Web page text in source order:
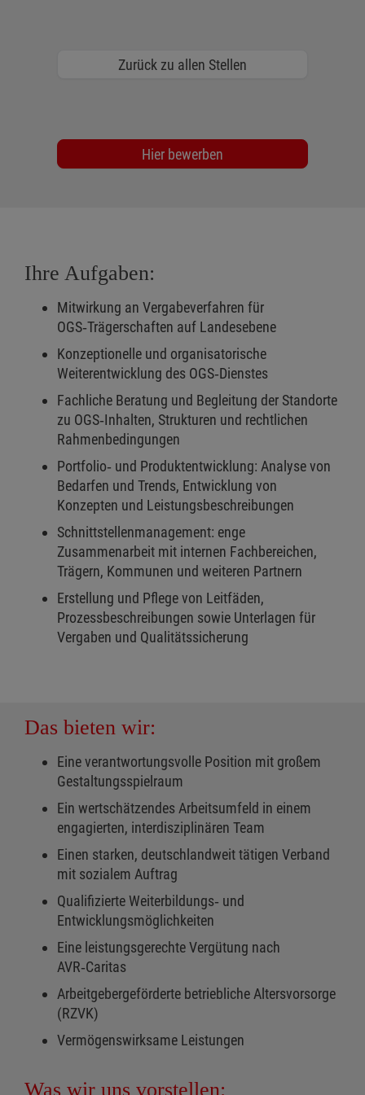
Zurück zu allen Stellen
Hier bewerben
Ihre Aufgaben:
Mitwirkung an Vergabeverfahren für
OGS‑Trägerschaften auf Landesebene
Konzeptionelle und organisatorische
Weiterentwicklung des OGS‑Dienstes
Fachliche Beratung und Begleitung der Standorte
zu OGS‑Inhalten, Strukturen und rechtlichen
Rahmenbedingungen
Portfolio‑ und Produktentwicklung: Analyse von
Bedarfen und Trends, Entwicklung von
Konzepten und Leistungsbeschreibungen
Schnittstellenmanagement: enge
Zusammenarbeit mit internen Fachbereichen,
Trägern, Kommunen und weiteren Partnern
Erstellung und Pflege von Leitfäden,
Prozessbeschreibungen sowie Unterlagen für
Vergaben und Qualitätssicherung
Das bieten wir:
Eine verantwortungsvolle Position mit großem
Gestaltungsspielraum
Ein wertschätzendes Arbeitsumfeld in einem
engagierten, interdisziplinären Team
Einen starken, deutschlandweit tätigen Verband
mit sozialem Auftrag
Qualifizierte Weiterbildungs‑ und
Entwicklungsmöglichkeiten
Eine leistungsgerechte Vergütung nach
AVR‑Caritas
Arbeitgebergeförderte betriebliche Altersvorsorge
(RZVK)
Vermögenswirksame Leistungen
Was wir uns vorstellen: